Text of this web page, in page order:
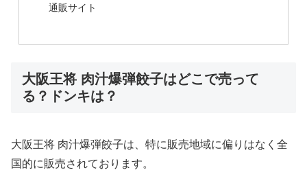
通販サイト
大阪王将 肉汁爆弾餃子はどこで売って
る？ドンキは？
大阪王将 肉汁爆弾餃子は、特に販売地域に偏りはなく全
国的に販売されております。